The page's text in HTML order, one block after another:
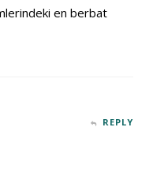
en berbat
REPLY